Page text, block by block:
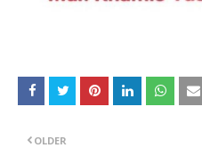
OLDER